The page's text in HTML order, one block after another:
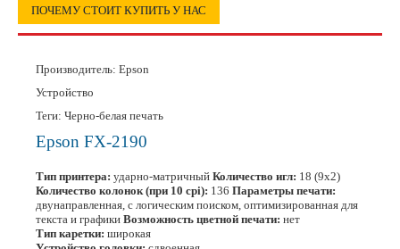
ПОЧЕМУ СТОИТ КУПИТЬ У НАС
Производитель: Epson
Устройство
Теги: Черно-белая печать
Epson FX-2190
Тип принтера: ударно-матричный Количество игл: 18 (9x2)
Количество колонок (при 10 cpi): 136 Параметры печати:
двунаправленная, с логическим поиском, оптимизированная для
текста и графики Возможность цветной печати: нет
Тип каретки: широкая